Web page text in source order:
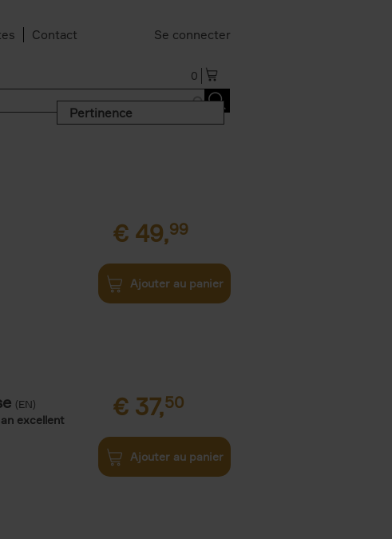
Contact Se connecter
0
Pertinence
€ 49,99
Ajouter au panier
(EN)
excellent
€ 37,50
Ajouter au panier